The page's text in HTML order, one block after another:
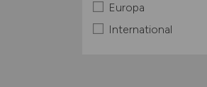
Europa
International